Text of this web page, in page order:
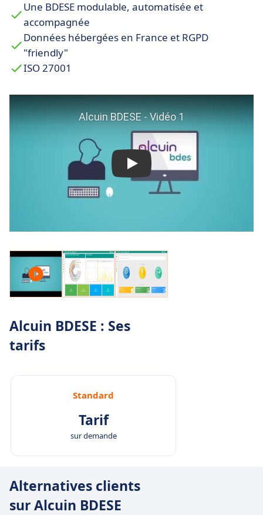
Une BDESE modulable, automatisée et
accompagnée
Données hébergées en France et RGPD
"friendly"
ISO 27001
Alcuin BDESE : Ses
tarifs
Standard
Tarif
sur demande
Alternatives clients
sur Alcuin BDESE